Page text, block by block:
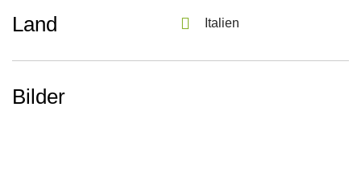
Land Italien
Bilder